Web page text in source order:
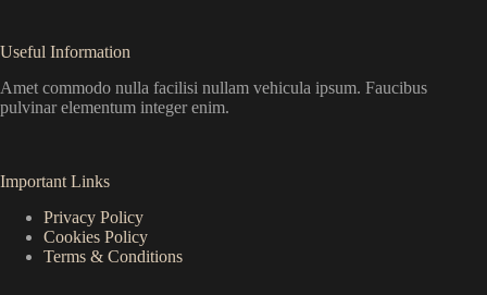
Useful Information
Amet commodo nulla facilisi nullam vehicula ipsum. Faucibus
pulvinar elementum integer enim.
Important Links
Privacy Policy
Cookies Policy
Terms & Conditions